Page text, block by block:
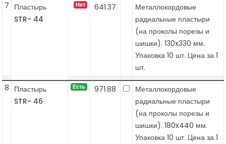
7 Пластырь
STR- 44
Нет 641.37
Металлокордовые
радиальные пластыри
(на проколы порезы и
шишки). 130x330 мм.
Упаковка 10 шт. Цена за 1
шт.
8 Пластырь
STR- 46
Есть 971.88
Металлокордовые
радиальные пластыри
(на проколы порезы и
шишки). 180x440 мм.
Упаковка 10 шт. Цена за 1